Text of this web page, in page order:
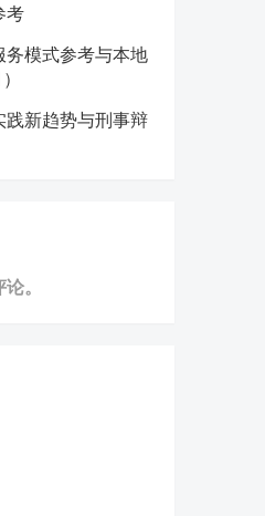
考
务模式参考与本地
践新趋势与刑事辩
。